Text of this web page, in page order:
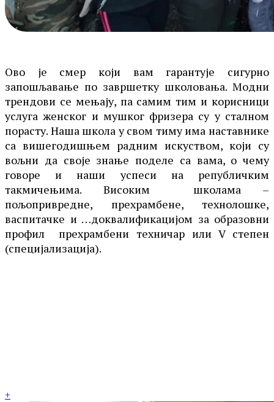
Ово је смер који вам гарантује сигурно
запошљавање по завршетку школовања. Модни
трендови се мењају, па самим тим и корисници
услуга женског и мушког фризера су у сталном
порасту. Наша школа у свом тиму има наставнике
са вишегодишњем радним искуством, који су
вољни да своје знање поделе са вама, о чему
говоре и наши успеси на републичким
такмичењима. Високим школама –
пољопривредне, прехрамбене, технолошке,
васпитачке и …доквалификацијом за образовни
профил прехрамбени техничар или V степен
(специјализација).
+